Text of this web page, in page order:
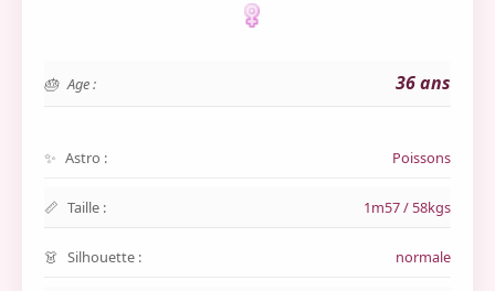
Age : 36 ans
Astro : Poissons
Taille : 1m57 / 58kgs
Silhouette : normale